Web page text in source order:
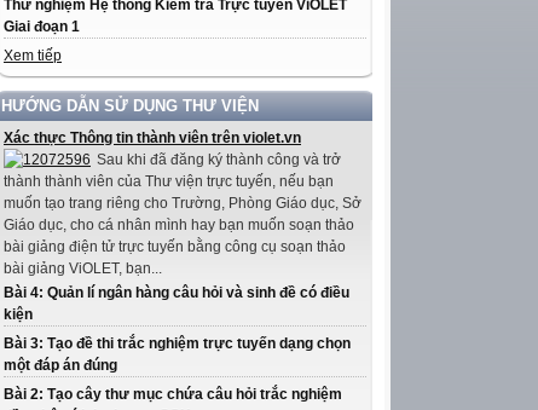
Thử nghiệm Hệ thống Kiểm tra Trực tuyến ViOLET
Giai đoạn 1
Xem tiếp
HƯỚNG DẪN SỬ DỤNG THƯ VIỆN
Xác thực Thông tin thành viên trên violet.vn
Sau khi đã đăng ký thành công và trở
thành thành viên của Thư viện trực tuyến, nếu bạn
muốn tạo trang riêng cho Trường, Phòng Giáo dục, Sở
Giáo dục, cho cá nhân mình hay bạn muốn soạn thảo
bài giảng điện tử trực tuyến bằng công cụ soạn thảo
bài giảng ViOLET, bạn...
Bài 4: Quản lí ngân hàng câu hỏi và sinh đề có điều
kiện
Bài 3: Tạo đề thi trắc nghiệm trực tuyến dạng chọn
một đáp án đúng
Bài 2: Tạo cây thư mục chứa câu hỏi trắc nghiệm